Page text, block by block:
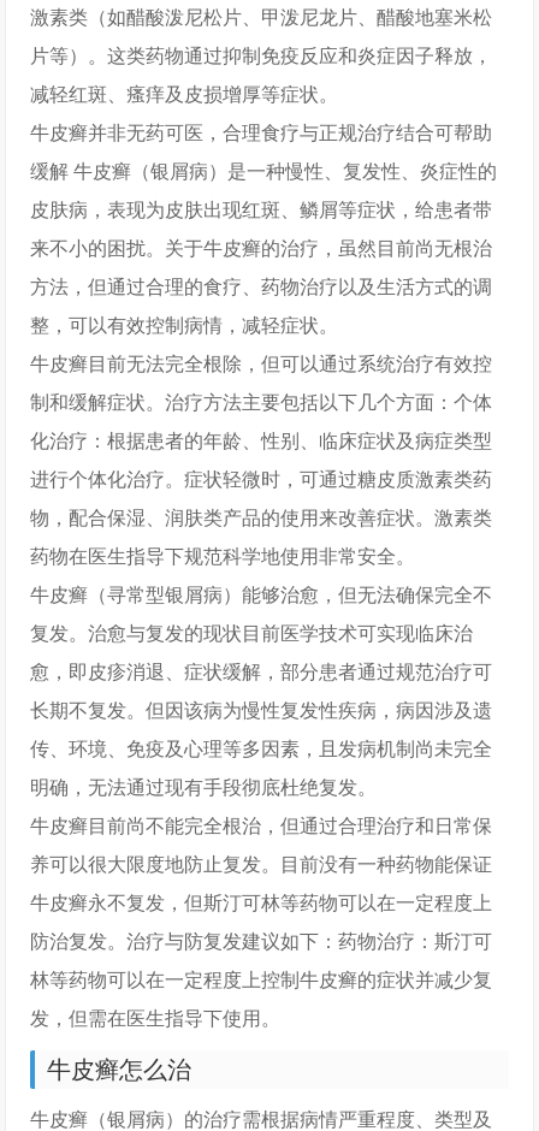
激素类（如醋酸泼尼松片、甲泼尼龙片、醋酸地塞米松
片等）。这类药物通过抑制免疫反应和炎症因子释放，
减轻红斑、瘙痒及皮损增厚等症状。
牛皮癣并非无药可医，合理食疗与正规治疗结合可帮助
缓解 牛皮癣（银屑病）是一种慢性、复发性、炎症性的
皮肤病，表现为皮肤出现红斑、鳞屑等症状，给患者带
来不小的困扰。关于牛皮癣的治疗，虽然目前尚无根治
方法，但通过合理的食疗、药物治疗以及生活方式的调
整，可以有效控制病情，减轻症状。
牛皮癣目前无法完全根除，但可以通过系统治疗有效控
制和缓解症状。治疗方法主要包括以下几个方面：个体
化治疗：根据患者的年龄、性别、临床症状及病症类型
进行个体化治疗。症状轻微时，可通过糖皮质激素类药
物，配合保湿、润肤类产品的使用来改善症状。激素类
药物在医生指导下规范科学地使用非常安全。
牛皮癣（寻常型银屑病）能够治愈，但无法确保完全不
复发。治愈与复发的现状目前医学技术可实现临床治
愈，即皮疹消退、症状缓解，部分患者通过规范治疗可
长期不复发。但因该病为慢性复发性疾病，病因涉及遗
传、环境、免疫及心理等多因素，且发病机制尚未完全
明确，无法通过现有手段彻底杜绝复发。
牛皮癣目前尚不能完全根治，但通过合理治疗和日常保
养可以很大限度地防止复发。目前没有一种药物能保证
牛皮癣永不复发，但斯汀可林等药物可以在一定程度上
防治复发。治疗与防复发建议如下：药物治疗：斯汀可
林等药物可以在一定程度上控制牛皮癣的症状并减少复
发，但需在医生指导下使用。
牛皮癣怎么治
牛皮癣（银屑病）的治疗需根据病情严重程度、类型及